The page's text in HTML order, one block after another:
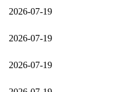
2026-07-19
2026-07-19
2026-07-19